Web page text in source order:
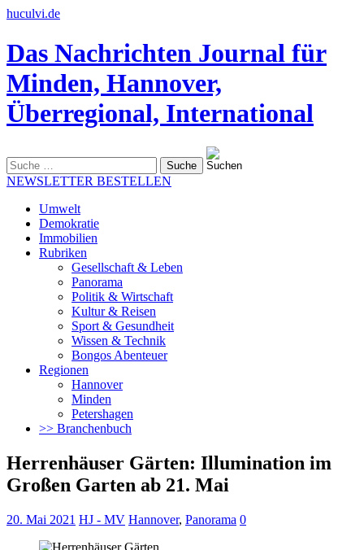
huculvi.de
Das Nachrichten Journal für
Minden, Hannover,
Überregional, International
nach:
NEWSLETTER BESTELLEN
Umwelt
Demokratie
Immobilien
Rubriken
Gesellschaft & Leben
Panorama
Politik & Wirtschaft
Kultur & Reisen
Sport & Gesundheit
Wissen & Technik
Bongos Abenteuer
Regionen
Hannover
Minden
Petershagen
>> Branchenbuch
Herrenhäuser Gärten: Illumination im
Großen Garten ab 21. Mai
20. Mai 2021 HJ - MV Hannover, Panorama 0